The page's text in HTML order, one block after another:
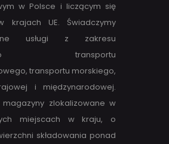
w Polsce i liczącym się
krajach UE. Świadczymy
usługi z zakresu
transportu
transportu morskiego,
i międzynarodowej.
magazyny zlokalizowane w
miejscach w kraju, o
składowania ponad